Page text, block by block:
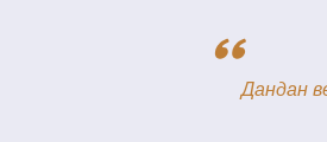
Изучение китайского